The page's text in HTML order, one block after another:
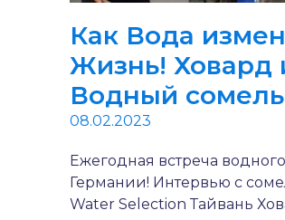
Как Вода
Жизнь! Ховард
Водный
08.02.2023
Ежегодная встреча
Германии! Интервью с
Water Selection Тайвань